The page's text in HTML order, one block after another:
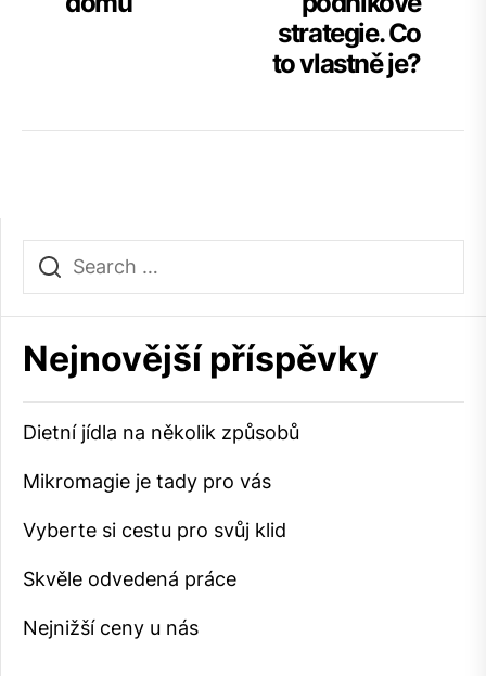
příspěvek
strategie. Co
to vlastně je?
Nejnovější příspěvky
Dietní jídla na několik způsobů
Mikromagie je tady pro vás
Vyberte si cestu pro svůj klid
Skvěle odvedená práce
Nejnižší ceny u nás